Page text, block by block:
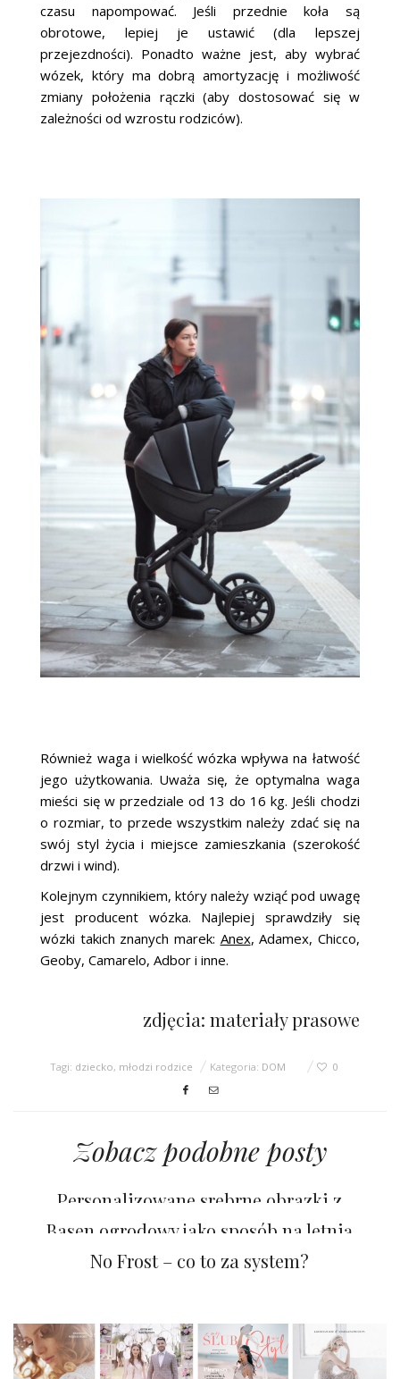
czasu napompować. Jeśli przednie koła są
obrotowe, lepiej je ustawić (dla lepszej
przejezdności). Ponadto ważne jest, aby wybrać
wózek, który ma dobrą amortyzację i możliwość
zmiany położenia rączki (aby dostosować się w
zależności od wzrostu rodziców).
Również waga i wielkość wózka wpływa na łatwość
jego użytkowania. Uważa się, że optymalna waga
mieści się w przedziale od 13 do 16 kg. Jeśli chodzi
o rozmiar, to przede wszystkim należy zdać się na
swój styl życia i miejsce zamieszkania (szerokość
drzwi i wind).
Kolejnym czynnikiem, który należy wziąć pod uwagę
jest producent wózka. Najlepiej sprawdziły się
wózki takich znanych marek: Anex, Adamex, Chicco,
Geoby, Camarelo, Adbor i inne.
zdjęcia: materiały prasowe
Tagi: dziecko, młodzi rodzice Kategoria: DOM 0
Zobacz podobne posty
Personalizowane srebrne obrazki z
grawerem to pamiątka na całe życie
Basen ogrodowy jako sposób na letnią
zabawę
No Frost – co to za system?